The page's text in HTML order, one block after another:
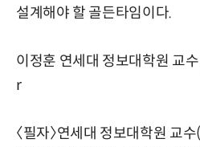
설계해야 할 골든타임이다.
이정훈 연세대 정보대학원 교
r
〈필자〉연세대 정보대학원 교